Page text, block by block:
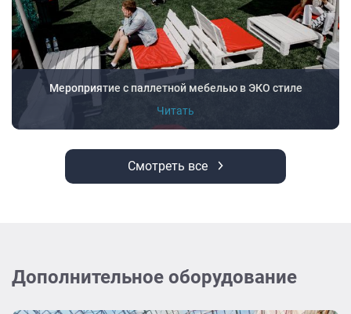
Мероприятие с паллетной мебелью в ЭКО стиле
Читать
Смотреть все
Дополнительное оборудование